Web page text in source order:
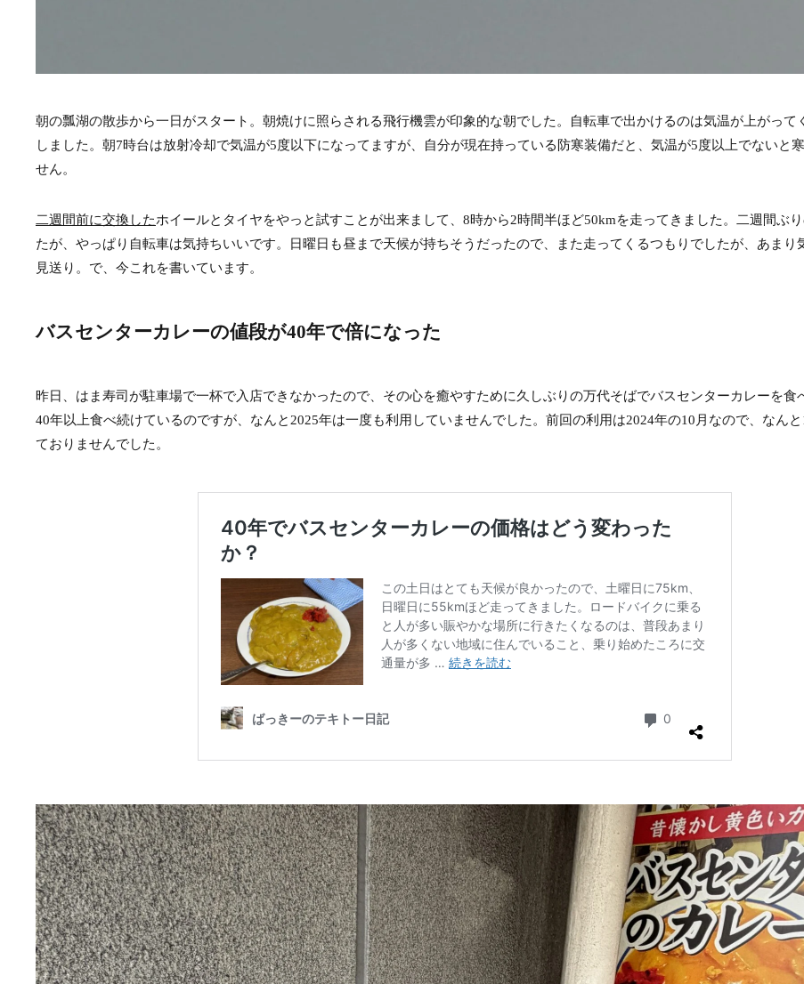
朝の瓢湖の散歩から一日がスタート。朝焼けに照らされる飛行機雲が印象的な朝でした。自転車で出かけるのは気温が上がって
しました。朝7時台は放射冷却で気温が5度以下になってますが、自分が現在持っている防寒装備だと、気温が5度以上でないと
せん。
二週間前に交換したホイールとタイヤをやっと試すことが出来まして、8時から2時間半ほど50kmを走ってきました。二週間ぶ
たが、やっぱり自転車は気持ちいいです。日曜日も昼まで天候が持ちそうだったので、また走ってくるつもりでしたが、あまり
見送り。で、今これを書いています。
バスセンターカレーの値段が40年で倍になった
昨日、はま寿司が駐車場で一杯で入店できなかったので、その心を癒やすために久しぶりの万代そばでバスセンターカレーを食
40年以上食べ続けているのですが、なんと2025年は一度も利用していませんでした。前回の利用は2024年の10月なので、なん
ておりませんでした。